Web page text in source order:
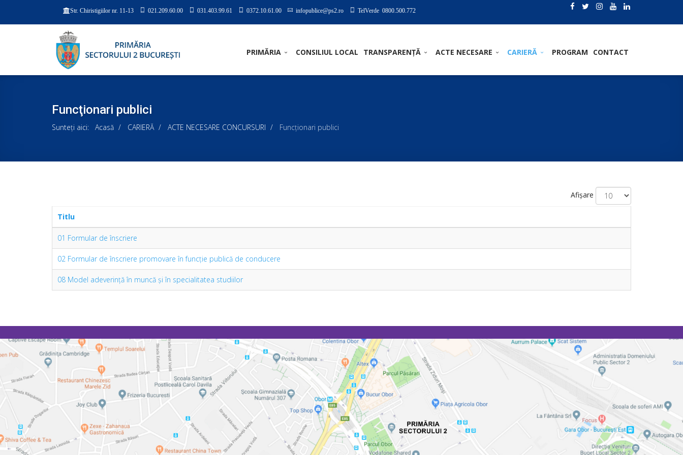
Str. Chiristigiilor nr. 11-13 021.209.60.00 031.403.99.61 0372.10.61.00 infopublice@ps2.ro TelVerde 0800.500.772
PRIMĂRIA CONSILIUL LOCAL TRANSPARENȚĂ ACTE NECESARE CARIERĂ PROGRAM CONTACT
Funcţionari publici
Sunteți aici: Acasă CARIERĂ ACTE NECESARE CONCURSURI Funcţionari publici
Afișare
Titlu
01 Formular de înscriere
02 Formular de înscriere promovare în funcție publică de conducere
08 Model adeverinţă în muncă şi în specialitatea studiilor